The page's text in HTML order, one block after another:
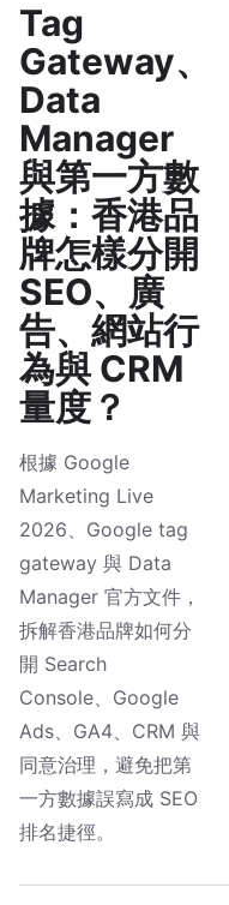
Tag
Gateway、
Data
Manager
與第一方數
據：香港品
牌怎樣分開
SEO、廣
告、網站行
為與 CRM
量度？
根據 Google
Marketing Live
2026、Google tag
gateway 與 Data
Manager 官方文件，
拆解香港品牌如何分
開 Search
Console、Google
Ads、GA4、CRM 與
同意治理，避免把第
一方數據誤寫成 SEO
排名捷徑。